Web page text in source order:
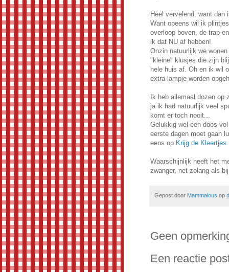
Heel vervelend, want
Want opeens wil ik
overloop boven, de trap
ik dat NU af hebben!
Onzin natuurlijk we
"kleine" klusjes die zijn
hele huis af. Oh en ik wil
extra lampje worden
Ik heb allemaal dozen
ja ik had natuurlijk veel
komt er toch nooit...
Gelukkig wel een doos
eerste dagen moet gaan
eens op Krijg de Kleertjes
Waarschijnlijk heeft het
zwanger, net zolang als
Gepost door Mammalous op
Geen
Een reactie